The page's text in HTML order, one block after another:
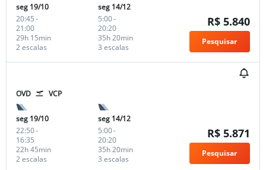
seg 19/10
20:45-
21:00
2 escalas
29h 15min
seg 14/12
5:00-
20:20
3 escalas
35h 20min
R$ 5.840
Pesquisar
OVD VCP
seg 19/10
22:50-
16:35
2 escalas
22h 45min
seg 14/12
5:00-
20:20
3 escalas
35h 20min
R$ 5.871
Pesquisar